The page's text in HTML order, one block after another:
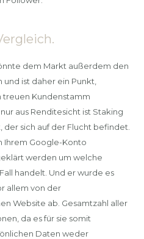
dem Markt außerdem den
ist daher ein Punkt,
treuen Kundenstamm
aus Renditesicht ist Staking
sich auf der Flucht befindet.
Ihrem Google-Konto
werden um welche
handelt. Und er wurde es
allem von der
Website ab. Gesamtzahl aller
da es für sie somit
Daten weder